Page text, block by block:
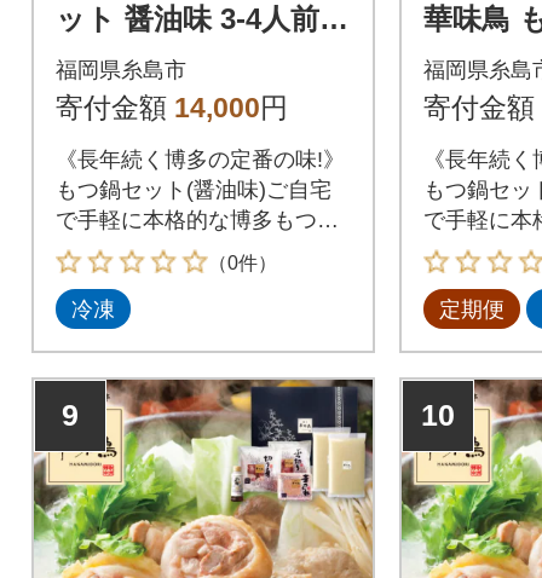
ット 醤油味 3-4人前
糸島市 トリゼンフー
ズ [AIB002]
福岡県糸島市
寄付金額 14,000円
《長年続く博多の定番の味!》
もつ鍋セット(醤油味)ご自宅
で手軽に本格的な博多もつ鍋
を!
（0件）
冷凍
華味鳥 もつ鍋セット
(醤油味)
市
福岡県糸島
寄付金額
《長年続
もつ鍋セッ
で手軽に本
を!博多の
味鳥」が考
もつ鍋。醤
のもつ。牛
したコクの
ベースのス
す。
定期便
9 10